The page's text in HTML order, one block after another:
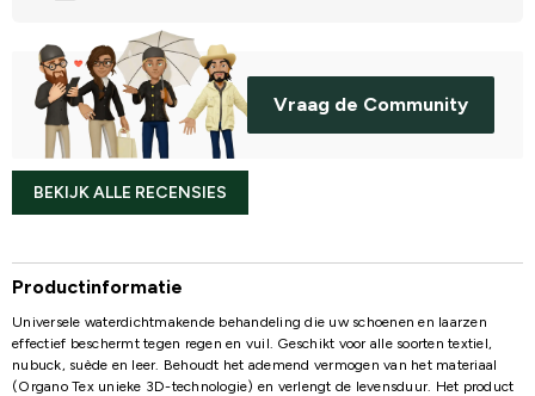
Vraag de Community
BEKIJK ALLE RECENSIES
Productinformatie
Universele waterdichtmakende behandeling die uw schoenen en laarzen
effectief beschermt tegen regen en vuil. Geschikt voor alle soorten textiel,
nubuck, suède en leer. Behoudt het ademend vermogen van het materiaal
(Organo Tex unieke 3D-technologie) en verlengt de levensduur. Het product